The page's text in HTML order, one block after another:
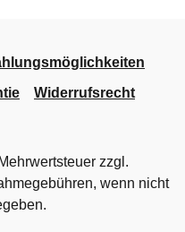
Widerrufsrecht
zzgl.
wenn nicht